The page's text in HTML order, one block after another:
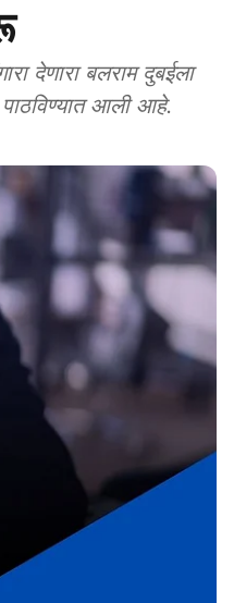
देणारा बलराम दुबईला
पाठविण्यात आली आहे.